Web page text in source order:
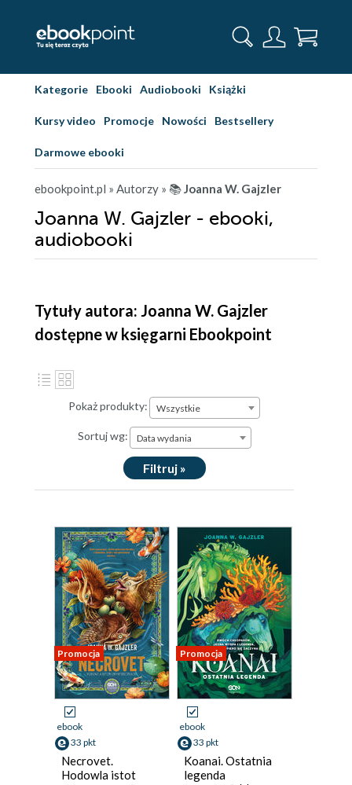
Kategorie Ebooki Audiobooki Książki
Kursy video Promocje Nowości Bestsellery
Darmowe ebooki
ebookpoint.pl » Autorzy » 📚Joanna W. Gajzler
Joanna W. Gajzler - ebooki,
audiobooki
Tytuły autora: Joanna W. Gajzler
dostępne w księgarni Ebookpoint
Pokaż produkty: Wszystkie
Sortuj wg: Data wydania
Filtruj »
Promocja
ebook
33 pkt
Necrovet.
Hodowla istot
Promocja
ebook
33 pkt
Koanai. Ostatnia
legenda